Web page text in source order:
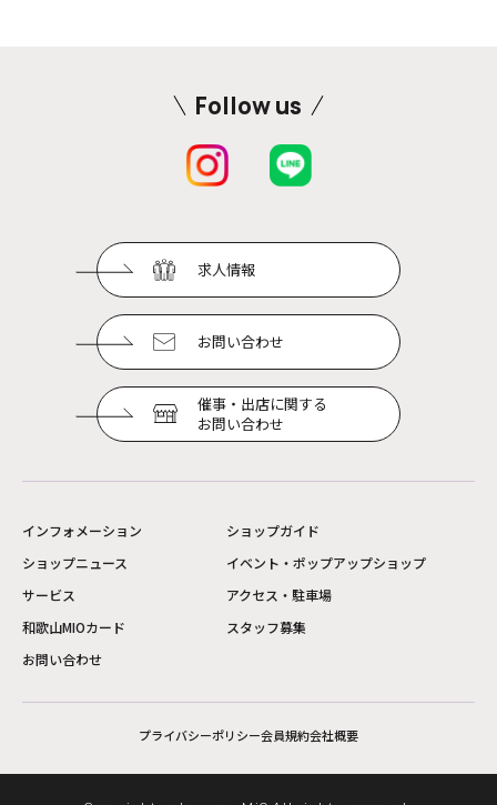
Follow us
求人情報
お問い合わせ
催事・出店に関する
お問い合わせ
インフォメーション
ショップガイド
ショップニュース
イベント・ポップアップショップ
サービス
アクセス・駐車場
和歌山MIOカード
スタッフ募集
お問い合わせ
プライバシーポリシー会員規約会社概要